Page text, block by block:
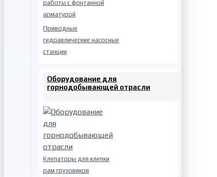
работы с фонтанной
арматурой
Приводные
гидравлические насосные
станции
Оборудование для
горнодобывающей отрасли
Клепаторы для клепки
рам грузовиков